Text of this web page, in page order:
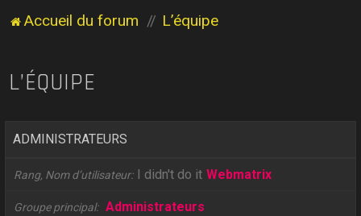
Accueil du forum L’équipe
L’ÉQUIPE
ADMINISTRATEURS
Rang, Nom d’utilisateur I didn't do it Webmatrix
Groupe principal Administrateurs